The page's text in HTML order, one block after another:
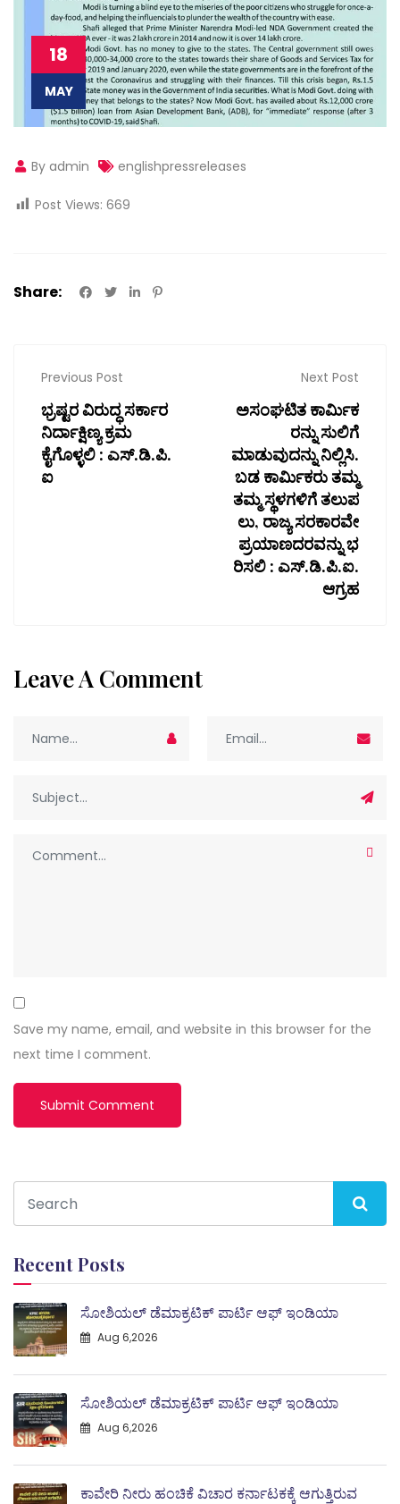
18
MAY
By admin englishpressreleases
Post Views: 669
Share:
Previous Post
ಭ್ರಷ್ಟರ ವಿರುದ್ಧ ಸರ್ಕಾರ
ನಿರ್ದಾಕ್ಷಿಣ್ಯ ಕ್ರಮ
ಕೈಗೊಳ್ಳಲಿ : ಎಸ್.ಡಿ.ಪಿ.
ಐ
Next Post
ಅಸಂಘಟಿತ ಕಾರ್ಮಿಕ
ರನ್ನು ಸುಲಿಗೆ
ಮಾಡುವುದನ್ನು ನಿಲ್ಲಿಸಿ.
ಬಡ ಕಾರ್ಮಿಕರು ತಮ್ಮ
ತಮ್ಮ ಸ್ಥಳಗಳಿಗೆ ತಲುಪ
ಲು, ರಾಜ್ಯ ಸರಕಾರವೇ
ಪ್ರಯಾಣದರವನ್ನು ಭ
ರಿಸಲಿ : ಎಸ್.ಡಿ.ಪಿ.ಐ.
ಆಗ್ರಹ
Leave A Comment
Save my name, email, and website in this browser for the
next time I comment.
Recent Posts
ಸೋಶಿಯಲ್ ಡೆಮಾಕ್ರಟಿಕ್ ಪಾರ್ಟಿ ಆಫ್ ಇಂಡಿಯಾ
Aug 6,2026
ಸೋಶಿಯಲ್ ಡೆಮಾಕ್ರಟಿಕ್ ಪಾರ್ಟಿ ಆಫ್ ಇಂಡಿಯಾ
Aug 6,2026
ಕಾವೇರಿ ನೀರು ಹಂಚಿಕೆ ವಿಚಾರ ಕರ್ನಾಟಕಕ್ಕೆ ಆಗುತ್ತಿರುವ